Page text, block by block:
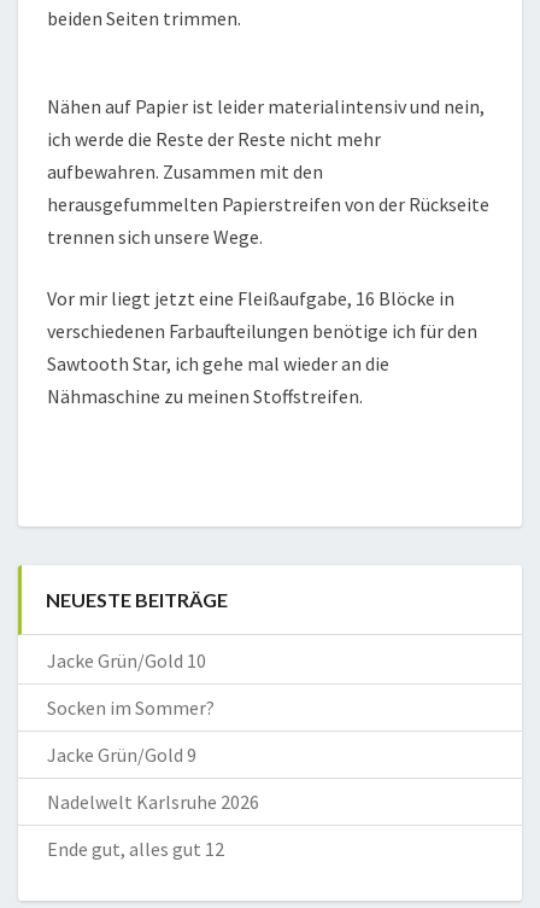
beiden Seiten trimmen.
Nähen auf Papier ist leider materialintensiv und nein,
ich werde die Reste der Reste nicht mehr
aufbewahren. Zusammen mit den
herausgefummelten Papierstreifen von der Rückseite
trennen sich unsere Wege.
Vor mir liegt jetzt eine Fleißaufgabe, 16 Blöcke in
verschiedenen Farbaufteilungen benötige ich für den
Sawtooth Star, ich gehe mal wieder an die
Nähmaschine zu meinen Stoffstreifen.
NEUESTE BEITRÄGE
Jacke Grün/Gold 10
Socken im Sommer?
Jacke Grün/Gold 9
Nadelwelt Karlsruhe 2026
Ende gut, alles gut 12